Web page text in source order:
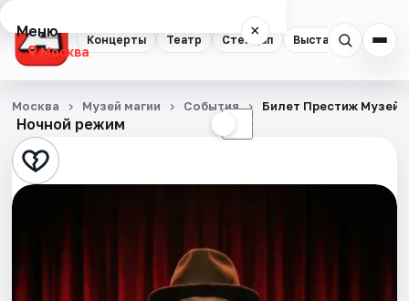
Концерты Театр Стендап Выставки
Меню ×
Москва
Концерты
Театр
Стендап
Ночной режим ☾
Москва Музей магии События Билет Престиж Музей